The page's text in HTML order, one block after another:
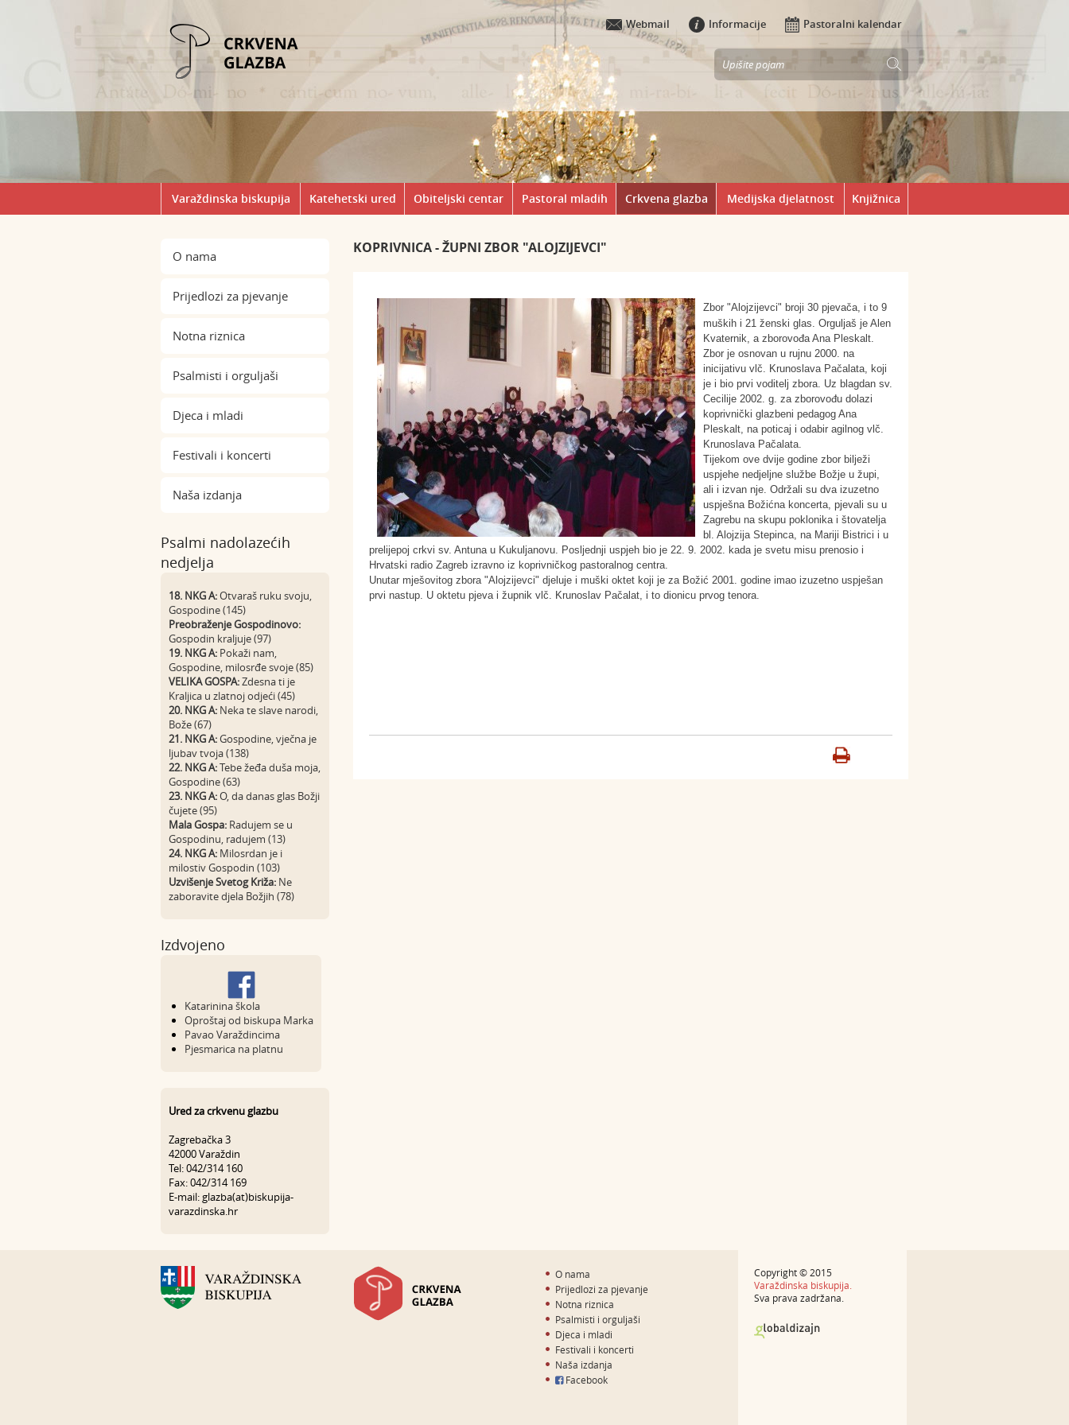
Webmail Informacije Pastoralni kalendar
Varaždinska biskupija Katehetski ured Obiteljski centar Pastoral mladih Crkvena glazba Medijska djelatnost Knjižnica
O nama
Prijedlozi za pjevanje
Notna riznica
Psalmisti i orguljaši
Djeca i mladi
Festivali i koncerti
Naša izdanja
Psalmi nadolazećih
nedjelja
18. NKG A:Otvaraš ruku svoju,
Gospodine (145)
Preobraženje Gospodinovo:
Gospodin kraljuje (97)
19. NKG A: Pokaži nam,
Gospodine, milosrđe svoje (85)
VELIKA GOSPA:Zdesna ti je
Kraljica u zlatnoj odjeći (45)
20. NKG A: Neka te slave narodi,
Bože (67)
21. NKG A:Gospodine, vječna je
ljubav tvoja (138)
22. NKG A:Tebe žeđa duša moja,
Gospodine (63)
23. NKG A:O, da danas glas Božji
čujete (95)
Mala Gospa: Radujem se u
Gospodinu, radujem (13)
24. NKG A: Milosrdan je i
milostiv Gospodin (103)
Uzvišenje Svetog Križa: Ne
zaboravite djela Božjih (78)
Izdvojeno
Katarinina škola
Oproštaj od biskupa Marka
Pavao Varaždincima
Pjesmarica na platnu
Ured za crkvenu glazbu
Zagrebačka 3
42000 Varaždin
Tel: 042/314 160
Fax: 042/314 169
E-mail: glazba(at)biskupija-
varazdinska.hr
KOPRIVNICA - ŽUPNI ZBOR "ALOJZIJEVCI"
Zbor "Alojzijevci" broji 30 pjevača, i to 9
muških i 21 ženski glas. Orguljaš je Alen
Kvaternik, a zborovođa Ana Pleskalt.
Zbor je osnovan u rujnu 2000. na
inicijativu vlč. Krunoslava Pačalata, koji
je i bio prvi voditelj zbora. Uz blagdan sv.
Cecilije 2002. g. za zborovođu dolazi
koprivnički glazbeni pedagog Ana
Pleskalt, na poticaj i odabir agilnog vlč.
Krunoslava Pačalata.
Tijekom ove dvije godine zbor bilježi
uspjehe nedjeljne službe Božje u župi,
ali i izvan nje. Održali su dva izuzetno
uspješna Božićna koncerta, pjevali su u
Zagrebu na skupu poklonika i štovatelja
bl. Alojzija Stepinca, na Mariji Bistrici i u
prelijepoj crkvi sv. Antuna u Kukuljanovu. Posljednji uspjeh bio je 22. 9. 2002. kada je svetu misu prenosio i
Hrvatski radio Zagreb izravno iz koprivničkog pastoralnog centra.
Unutar mješovitog zbora "Alojzijevci" djeluje i muški oktet koji je za Božić 2001. godine imao izuzetno uspješan
prvi nastup. U oktetu pjeva i župnik vlč. Krunoslav Pačalat, i to dionicu prvog tenora.
O nama
Prijedlozi za pjevanje
Notna riznica
Psalmisti i orguljaši
Djeca i mladi
Festivali i koncerti
Naša izdanja
Facebook
Copyright © 2015
Varaždinska biskupija.
Sva prava zadržana.